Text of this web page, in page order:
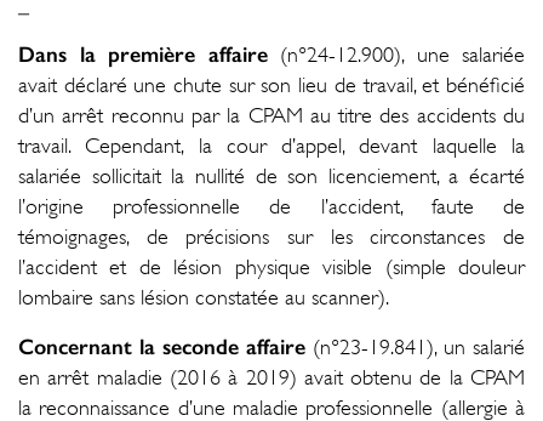
Dans la première affaire(n°24-12.900), une salariée
avait déclaré une chute sur son lieu de travail, et bénéficié
d’un arrêt reconnu par la CPAM au titre des accidents du
travail. Cependant, la cour d’appel, devant laquelle la
salariée sollicitait la nullité de son licenciement, a écarté
l’origine professionnelle de l’accident, faute de
témoignages, de précisions sur les circonstances de
l’accident et de lésion physique visible (simple douleur
lombaire sans lésion constatée au scanner).
Concernant la seconde affaire (n°23-19.841), un salarié
en arrêt maladie (2016 à 2019) avait obtenu de la CPAM
la reconnaissance d’une maladie professionnelle (allergie à